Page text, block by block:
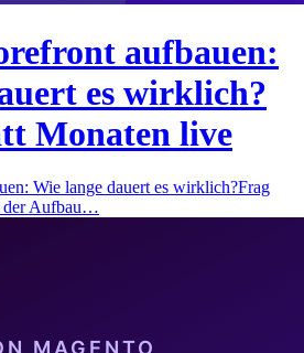
aufbauen:
es wirklich?
Monaten live
Wie lange dauert es wirklich?Frag
der Aufbau…